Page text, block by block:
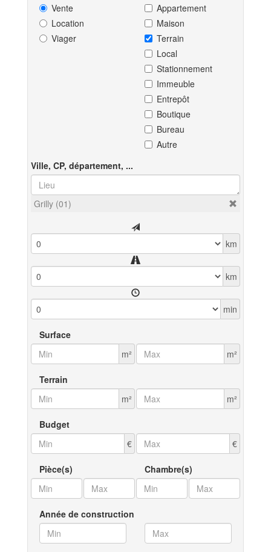
Vente
Location
Viager
Appartement
Maison
Terrain
Local
Stationnement
Immeuble
Entrepôt
Boutique
Bureau
Autre
Ville, CP, département, ...
Grilly (01)
km
km
min
Surface
m²
m²
Terrain
m²
m²
Budget
€
€
Pièce(s) Chambre(s)
Année de construction